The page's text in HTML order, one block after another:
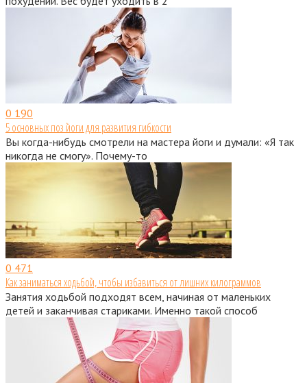
0 190
5 основных поз йоги для развития гибкости
Вы когда-нибудь смотрели на мастера йоги и думали: «Я так
никогда не смогу». Почему-то
0 471
Как заниматься ходьбой, чтобы избавиться от лишних килограммов
Занятия ходьбой подходят всем, начиная от маленьких
детей и заканчивая стариками. Именно такой способ